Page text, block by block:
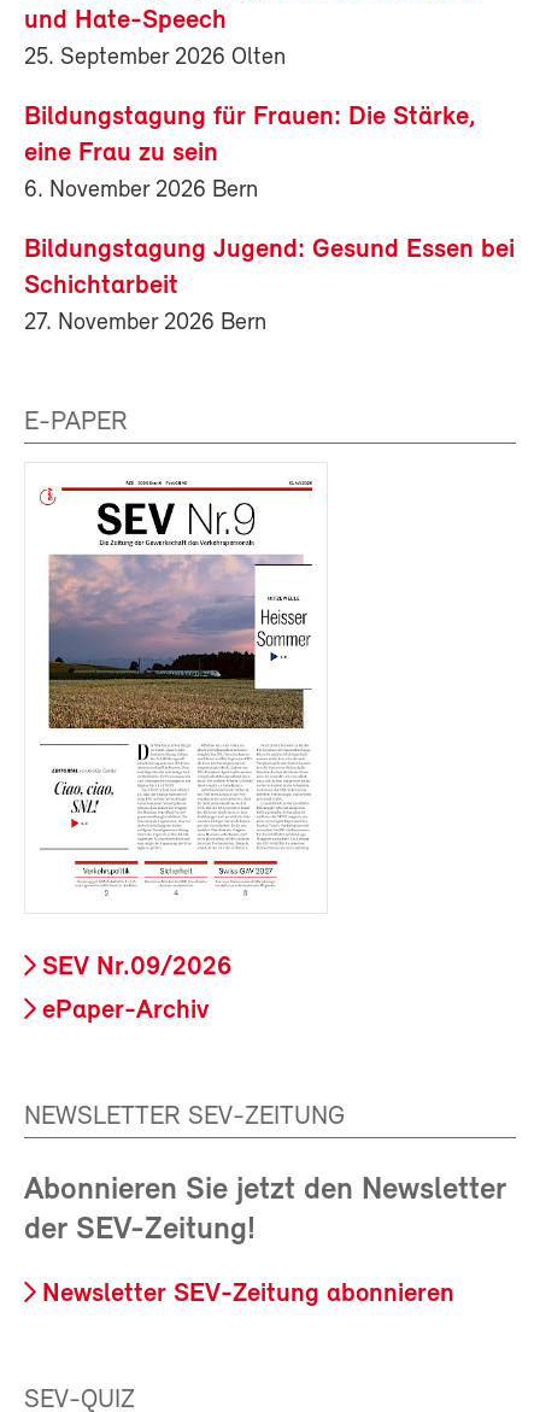
und Hate-Speech
25. September 2026 Olten
Bildungstagung für Frauen: Die Stärke,
eine Frau zu sein
6. November 2026 Bern
Bildungstagung Jugend: Gesund Essen bei
Schichtarbeit
27. November 2026 Bern
E-PAPER
SEV Nr.09/2026
ePaper-Archiv
NEWSLETTER SEV-ZEITUNG
Abonnieren Sie jetzt den Newsletter
der SEV-Zeitung!
Newsletter SEV-Zeitung abonnieren
SEV-QUIZ